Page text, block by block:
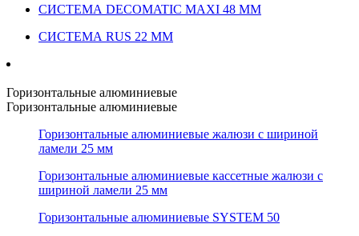
СИСТЕМА DECOMATIC MAXI 48 ММ
СИСТЕМА RUS 22 ММ
Горизонтальные алюминиевые
Горизонтальные алюминиевые
Горизонтальные алюминиевые жалюзи с шириной
ламели 25 мм
Горизонтальные алюминиевые кассетные жалюзи с
шириной ламели 25 мм
Горизонтальные алюминиевые SYSTEM 50